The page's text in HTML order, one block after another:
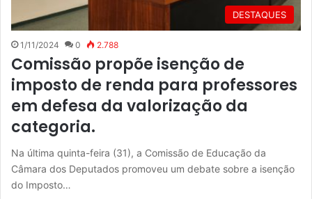
DESTAQUES
1/11/2024 0 2.788
Comissão propõe isenção de
imposto de renda para professores
em defesa da valorização da
categoria.
Na última quinta-feira (31), a Comissão de Educação da
Câmara dos Deputados promoveu um debate sobre a isenção
do Imposto…